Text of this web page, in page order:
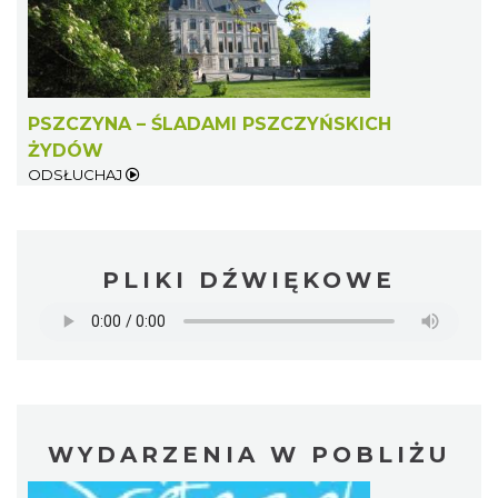
PSZCZYNA – ŚLADAMI PSZCZYŃSKICH
ŻYDÓW
ODSŁUCHAJ
PLIKI DŹWIĘKOWE
WYDARZENIA W POBLIŻU